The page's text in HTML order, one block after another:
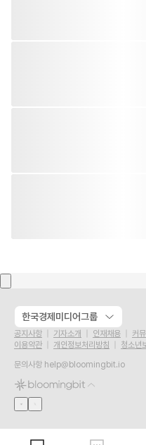
한국경제미디어그룹
공지사항 기자소개 인재채용
커
이용약관
개인정보처리방침 청소년
문의사항 help@bloomingbit.io